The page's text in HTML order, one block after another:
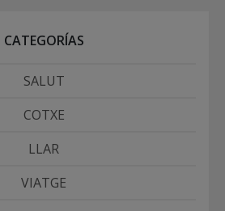
CATEGORÍAS
SALUT
COTXE
LLAR
VIATGE